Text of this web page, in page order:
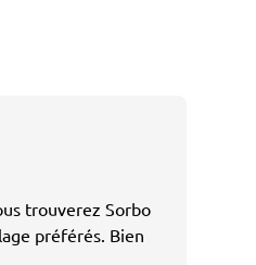
trouverez Sorbo
préférés. Bien